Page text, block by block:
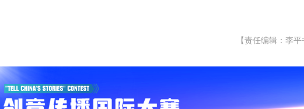
【责任编辑：李平